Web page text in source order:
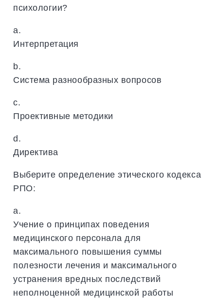
психологии?
a.
Интерпретация
b.
Система разнообразных вопросов
c.
Проективные методики
d.
Директива
Выберите определение этического кодекса
РПО:
a.
Учение о принципах поведения
медицинского персонала для
максимального повышения суммы
полезности лечения и максимального
устранения вредных последствий
неполноценной медицинской работы